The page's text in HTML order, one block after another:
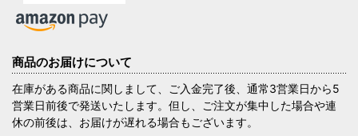
商品のお届けについて
在庫がある商品に関しまして、ご入金完了後、通常3営業日から5
営業日前後で発送いたします。但し、ご注文が集中した場合や連
休の前後は、お届けが遅れる場合もございます。